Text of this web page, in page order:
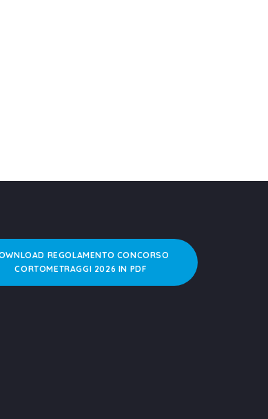
REGOLAMENTO CONCORSO
CORTOMETRAGGI 2026 IN PDF